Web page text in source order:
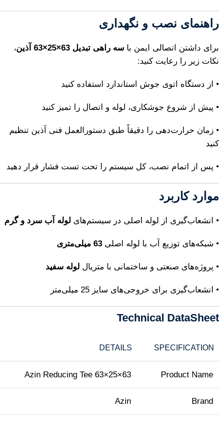
راهنمای نصب و نگهداری
برای داشتن اتصالی ایمن با سه راهی تبدیل 63×25×63 آذین
،
نکات زیر را رعایت کنید:
• از دستگاه اتوی جوش استاندارد استفاده کنید
• پیش از شروع جوشکاری، لوله و اتصال را تمیز کنید
• زمان حرارت‌دهی را دقیقاً طبق دستورالعمل فنی آذین تنظیم
کنید
• پس از اتمام نصب، کل سیستم را تحت تست فشار قرار دهید
موارد کاربرد
• انشعاب‌گیری از لوله اصلی در سیستم‌های لوله آب سرد و گرم
• شبکه‌های توزیع آب با لوله اصلی 63 میلی‌متری
• پروژه‌های صنعتی و ساختمانی با متریال لوله سفید
• انشعاب‌گیری برای خروجی‌های سایز 25 میلی‌متر
Technical DataSheet
SPECIFICATION
DETAILS
Product Name
Azin Reducing Tee 63×25×63
Brand
Azin